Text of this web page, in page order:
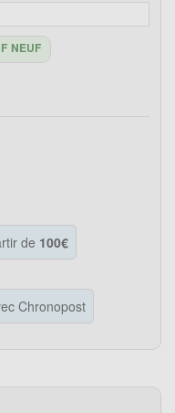
NEUF
de 100€
Chronopost